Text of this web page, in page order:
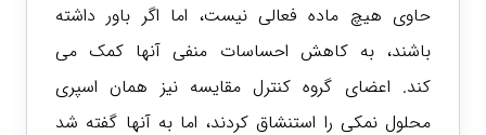
حاوی هیچ ماده فعالی نیست، اما اگر باور داشته
باشند، به کاهش احساسات منفی آنها کمک می
کند. اعضای گروه کنترل مقایسه نیز همان اسپری
محلول نمکی را استنشاق کردند، اما به آنها گفته شد